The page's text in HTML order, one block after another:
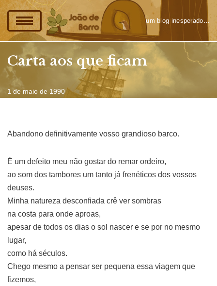
Pular
para
conteúdo
um blog inesperado…
Carta aos que ficam
1 de maio de 1990
Abandono definitivamente vosso grandioso barco.
É um defeito meu não gostar do remar ordeiro,
ao som dos tambores um tanto já frenéticos dos vossos
deuses.
Minha natureza desconfiada crê ver sombras
na costa para onde aproas,
apesar de todos os dias o sol nascer e se por no mesmo
lugar,
como há séculos.
Chego mesmo a pensar ser pequena essa viagem que
fizemos,